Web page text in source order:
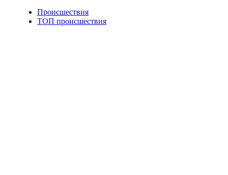
Происшествия
ТОП происшествия